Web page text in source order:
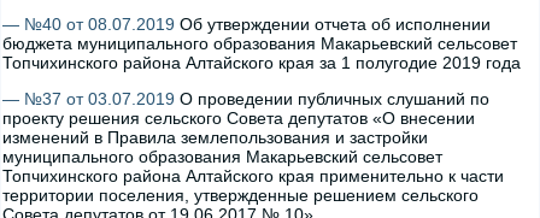
— №40 от 08.07.2019 Об утверждении отчета об исполнении
бюджета муниципального образования Макарьевский сельсовет
Топчихинского района Алтайского края за 1 полугодие 2019 года
— №37 от 03.07.2019 О проведении публичных слушаний по
проекту решения сельского Совета депутатов «О внесении
изменений в Правила землепользования и застройки
муниципального образования Макарьевский сельсовет
Топчихинского района Алтайского края применительно к части
территории поселения, утвержденные решением сельского